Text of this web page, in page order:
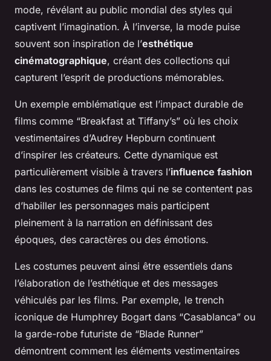
mode, révélant au public mondial des styles qui
captivent l’imagination. À l’inverse, la mode puise
souvent son inspiration de l’esthétique
cinématographique, créant des collections qui
capturent l’esprit de productions mémorables.
Un exemple emblématique est l’impact durable de
films comme “Breakfast at Tiffany’s” où les choix
vestimentaires d’Audrey Hepburn continuent
d’inspirer les créateurs. Cette dynamique est
particulièrement visible à travers l’influence fashion
dans les costumes de films qui ne se contentent pas
d’habiller les personnages mais participent
pleinement à la narration en définissant des
époques, des caractères ou des émotions.
Les costumes peuvent ainsi être essentiels dans
l’élaboration de l’esthétique et des messages
véhiculés par les films. Par exemple, le trench
iconique de Humphrey Bogart dans “Casablanca” ou
la garde-robe futuriste de “Blade Runner”
démontrent comment les éléments vestimentaires